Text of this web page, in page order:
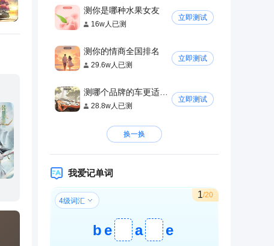
测你是哪种水果女友
16w人已测
立即测试
测你的情商全国排名
29.6w人已测
立即测试
28.8w人已测
立即测试
换一换
我爱记单词
4级词汇
1/20
b e a e